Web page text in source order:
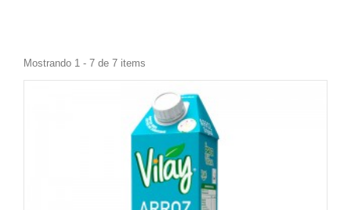
Mostrando 1 - 7 de 7 items